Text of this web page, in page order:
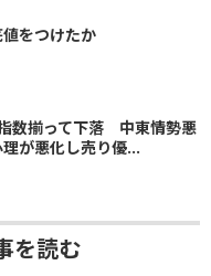
をつけたか
指数揃って下落 中東情勢悪
が悪化し売り優...
を読む